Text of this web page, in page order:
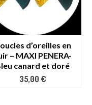
d’oreilles en
– MAXI PENERA-
canard et doré
35,00 €